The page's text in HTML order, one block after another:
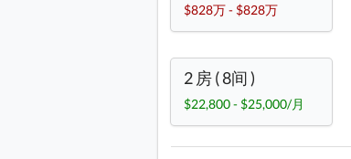
$828万 - $828万
2 房 ( 8间 )
$22,800 - $25,000/月